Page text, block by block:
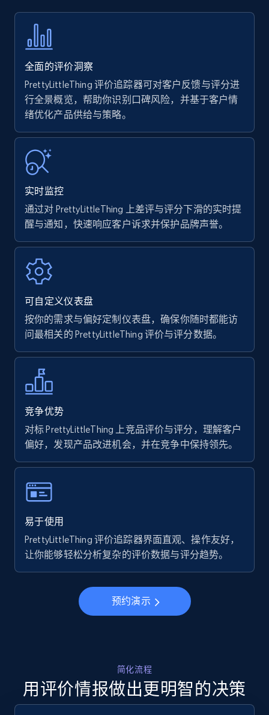
Amazon products - find products by using
upc numbers
Title, Seller name, Brand, Description, Initial
more.
35.2K+
Amazon Reviews
URL, Product name, Product rating, Product
rating object, Product rating max, Rating,
Author name, Asin, and more.
7.4K+ 立即开始
Walmart - products
URL, Final price, Sku, Currency, Gtin,
Specifications, Image urls, Top reviews, and
more.
5.6K+ 875+ 立即开始
Walmart - products - Find new products by
using specific category URL
URL, Final price, Sku, Currency, Gtin,
Specifications, Image urls, Top reviews, and
875+ 立即开始
Walmart - products - Collects products by
specific keywords
URL, Final price, Sku, Currency, Gtin,
全面的评价洞察
PrettyLittleThing 评价追踪器可对客户反馈与评分进
行全景概览，帮助你识别口碑风险，并基于客户情
绪优化产品供给与策略。
实时监控
通过对 PrettyLittleThing 上差评与评分下滑的实时提
醒与通知，快速响应客户诉求并保护品牌声誉。
可自定义仪表盘
按你的需求与偏好定制仪表盘，确保你随时都能访
问最相关的 PrettyLittleThing 评价与评分数据。
竞争优势
对标 PrettyLittleThing 上竞品评价与评分，理解客户
偏好，发现产品改进机会，并在竞争中保持领先。
易于使用
PrettyLittleThing 评价追踪器界面直观、操作友好，
让你能够轻松分析复杂的评价数据与评分趋势。
预约演示
简化流程
用评价情报做出更明智的决策